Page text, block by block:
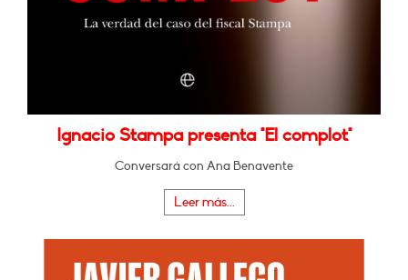
Ignacio Stampa presenta "El complot"
Conversará con Ana Benavente
Leer más...